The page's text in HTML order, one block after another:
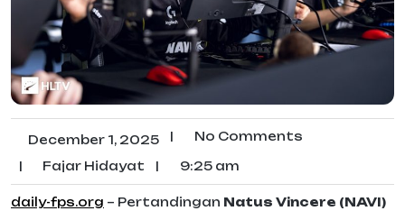
December 1, 2025 | No Comments
| Fajar Hidayat | 9:25 am
daily-fps.org – Pertandingan Natus Vincere (NAVI)